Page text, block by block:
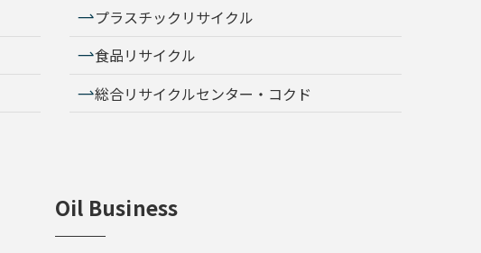
プラスチックリサイクル
食品リサイクル
総合リサイクルセンター・コクド
Oil Business